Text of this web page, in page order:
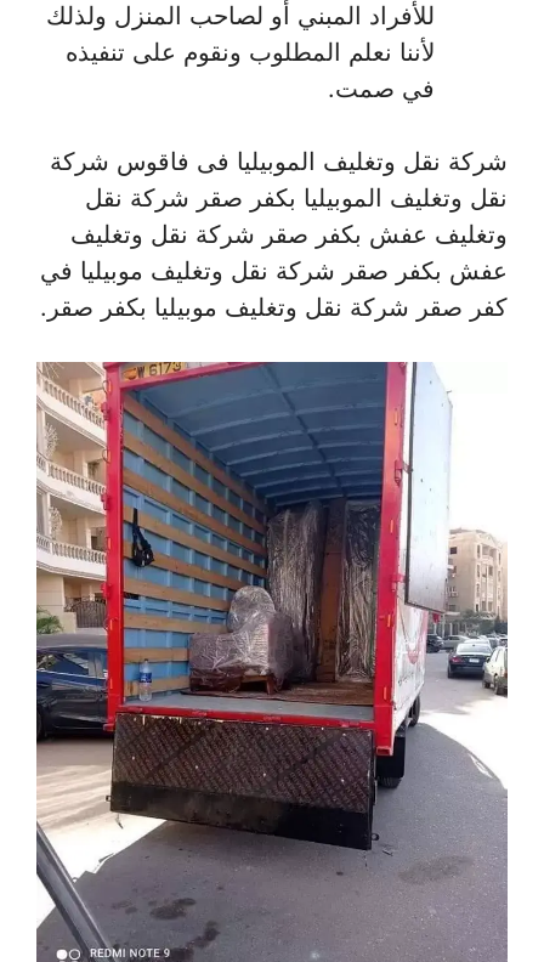
للأفراد المبني أو لصاحب المنزل ولذلك
لأننا نعلم المطلوب ونقوم على تنفيذه
في صمت.
شركة نقل وتغليف الموبيليا فى فاقوس شركة
نقل وتغليف الموبيليا بكفر صقر شركة نقل
وتغليف عفش بكفر صقر شركة نقل وتغليف
عفش بكفر صقر شركة نقل وتغليف موبيليا في
كفر صقر شركة نقل وتغليف موبيليا بكفر صقر.